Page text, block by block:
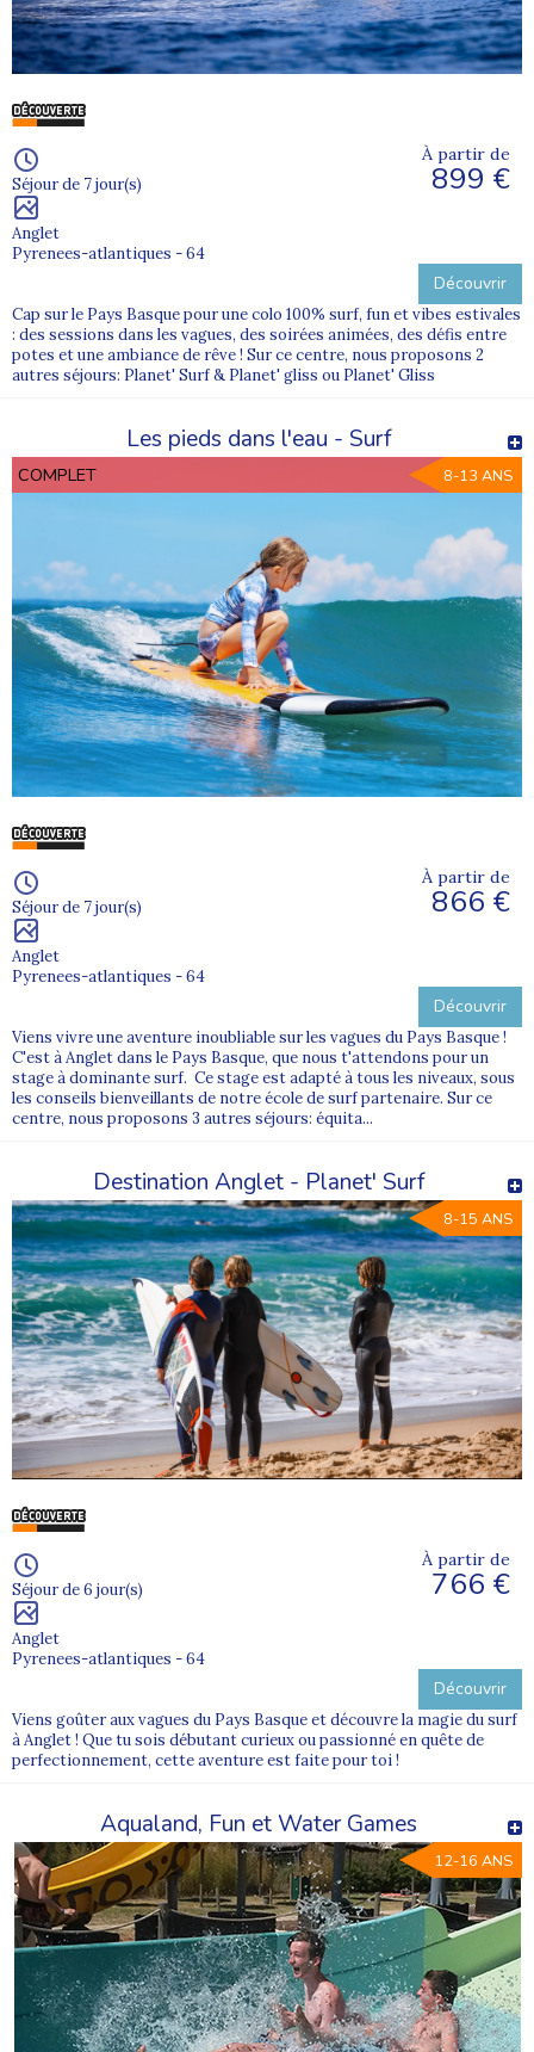
Séjour de 7 jour(s)
Anglet
Pyrenees-atlantiques - 64
À partir de
899 €
Découvrir
Cap sur le Pays Basque pour une colo 100% surf, fun et vibes estivales
: des sessions dans les vagues, des soirées animées, des défis entre
potes et une ambiance de rêve ! Sur ce centre, nous proposons 2
autres séjours: Planet' Surf & Planet' gliss ou Planet' Gliss
Les pieds dans l'eau - Surf
COMPLET 8-13 ANS
Séjour de 7 jour(s)
Anglet
Pyrenees-atlantiques - 64
À partir de
866 €
Découvrir
Viens vivre une aventure inoubliable sur les vagues du Pays Basque !
C'est à Anglet dans le Pays Basque, que nous t'attendons pour un
stage à dominante surf. Ce stage est adapté à tous les niveaux, sous
les conseils bienveillants de notre école de surf partenaire. Sur ce
centre, nous proposons 3 autres séjours: équita...
Destination Anglet - Planet' Surf
8-15 ANS
Séjour de 6 jour(s)
Anglet
Pyrenees-atlantiques - 64
À partir de
766 €
Découvrir
Viens goûter aux vagues du Pays Basque et découvre la magie du surf
à Anglet ! Que tu sois débutant curieux ou passionné en quête de
perfectionnement, cette aventure est faite pour toi !
Aqualand, Fun et Water Games
12-16 ANS